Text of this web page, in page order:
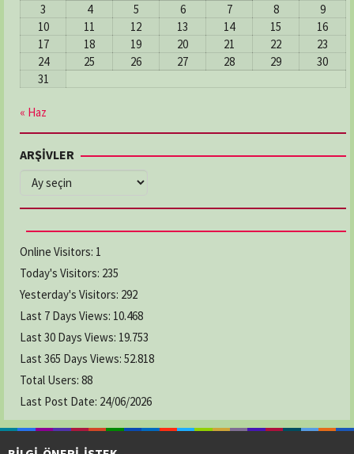
3
4 5 6 7 8
9
10
11 12 13 14 15
16
17
18 19 20 21 22
23
24
25 26 27 28 29
30
31
« Haz
ARŞİVLER
ARŞİVLER
Online Visitors: 1
Today's Visitors: 235
Yesterday's Visitors: 292
Last 7 Days Views: 10.468
Last 30 Days Views: 19.753
Last 365 Days Views: 52.818
Total Users: 88
Last Post Date: 24/06/2026